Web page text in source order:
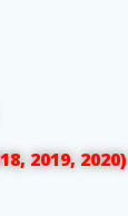
2019, 2020)